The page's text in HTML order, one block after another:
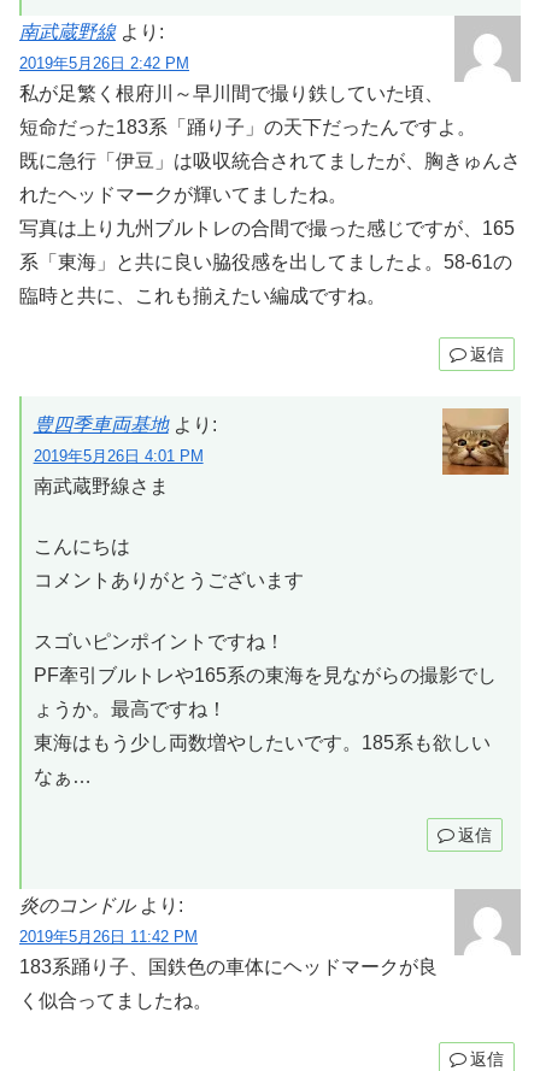
南武蔵野線 より:
2019年5月26日 2:42 PM
私が足繁く根府川～早川間で撮り鉄していた頃、
短命だった183系「踊り子」の天下だったんですよ。
既に急行「伊豆」は吸収統合されてましたが、胸きゅんさ
れたヘッドマークが輝いてましたね。
写真は上り九州ブルトレの合間で撮った感じですが、165
系「東海」と共に良い脇役感を出してましたよ。58-61の
臨時と共に、これも揃えたい編成ですね。
返信
豊四季車両基地 より:
2019年5月26日 4:01 PM
南武蔵野線さま
こんにちは
コメントありがとうございます
スゴいピンポイントですね！
PF牽引ブルトレや165系の東海を見ながらの撮影でし
ょうか。最高ですね！
東海はもう少し両数増やしたいです。185系も欲しい
なぁ…
返信
炎のコンドル より:
2019年5月26日 11:42 PM
183系踊り子、国鉄色の車体にヘッドマークが良
く似合ってましたね。
返信